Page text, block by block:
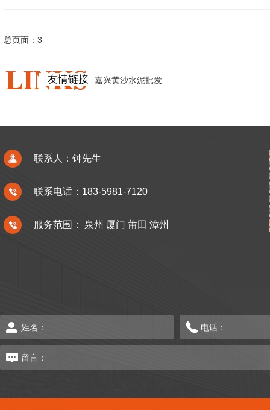
总页面：3
友情链接 嘉兴黄沙水泥批发
联系人：钟先生
联系电话：183-5981-7120
服务范围： 泉州 厦门 莆田 漳州